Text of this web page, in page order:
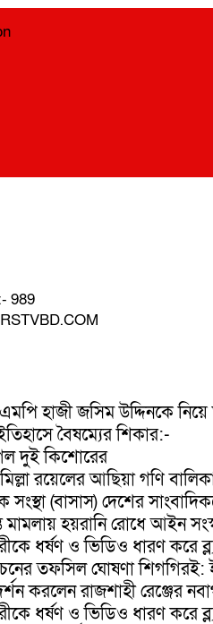
989
হাজী জসিম উদ্দিনকে
বৈষম্যের শিকার:-
দুই কিশোরের
রয়েলের আছিয়া গণি
সংস্থা (বাসাস) দেশের
মামলায় হয়রানি রোধে আইন
ধর্ষণ ও ভিডিও ধারণ করে
তফসিল ঘোষণা শিগগিরই:
করলেন রাজশাহী
ধর্ষণ ও ভিডিও ধারণ করে